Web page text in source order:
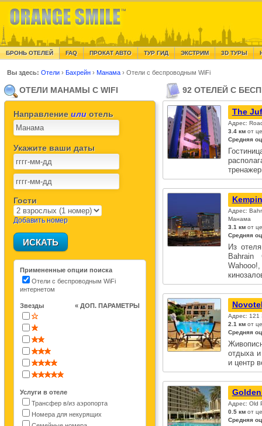
БРОНЬ ОТЕЛЕЙ FAQ ПРОКАТ АВТО ТУР ГИД ЭКСТРИМ 3D ТУРЫ
Вы здесь: Отели›Бахрейн›Манама›Отели с беспроводным WiFi
ОТЕЛИ МАНАМЫ С WIFI
Направлениеилиотель
Укажите ваши даты
Гости
Добавить номер
Примененные опции поиска
Отели с беспроводным WiFi
интернетом
Звезды « ДОП. ПАРАМЕТРЫ
Услуги в отеле
Трансфер в/из аэропорта
Номера для некурящих
92 ОТЕЛЕЙ С
The
Адрес:
3.4 кмот
Средняя
Адрес:
Манама
3.1 кмот
Средняя
Из
Bahrain
Адрес: 121
2.1 кмот
Средняя
отдыха
и центр
Адрес: Old
0.5 кмот
Средняя